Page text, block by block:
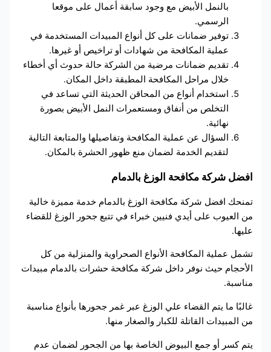
بالنمل الأبيض مع وجود سابقة أعمال على موقعا
الرسمي.
توفير ضمانات على كل أنواع المبيدات المستخدمة في
عملية المكافحة من شهادات أو تراخيص أو غيرها.
تقديم ضمانات مرضية من الشركة حالة حدوث أي أخطاء
خلال مراحل المكافحة المطبقة داخل المكان.
استخدام أنواع من المحاقن الحديثة التي تساعد في
التخلص من أنفاق ومستعمرات النمل الأبيض بصورة
نهائية.
السؤال عن عملية المكافحة وتفاصيلها والمتابعة التالية
لتقديم الخدمة لضمان منع ظهور الحشرة بالمكان.
افضل شركة مكافحة الوزغ بالدمام
تمنحك افضل شركة مكافحة الوزغ بالدمام خدمة مميزة خالية
من العيوب على أيدي فنيين خبراء في تتبع جحور الوزغ للقضاء
عليها.
تشمل عملية المكافحة الأنواع الصحراوية والمنزلية من كل
الأحجام حيث نوفر داخل شركة مكافحة حشرات بالدمام مبيدات
مناسبة.
غالبًا ما يتم القضاء علي الوزغ عبر غمر جحورها بأنواع مناسبة
من المبيدات القاتلة للكبار والصغار منها.
يتم كسر أو جمع البيوض الخاصة بها من الجحور لضمان عدم